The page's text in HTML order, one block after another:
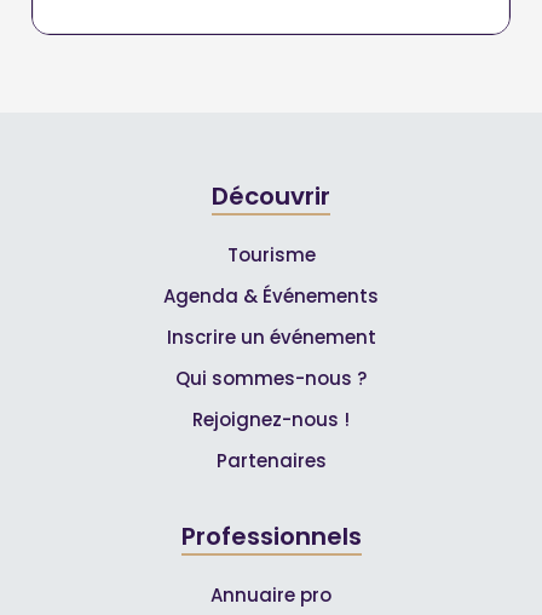
Découvrir
Tourisme
Agenda & Événements
Inscrire un événement
Qui sommes-nous ?
Rejoignez-nous !
Partenaires
Professionnels
Annuaire pro